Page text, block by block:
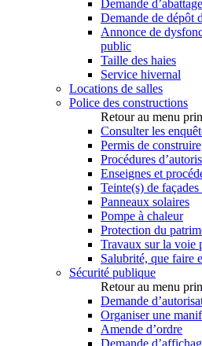
Demande
Demande de dépôt
Annonce de
public
Taille des haies
Service hivernal
Locations de salles
Police des constructions
Retour au menu
Consulter les
Permis de
Procédures
Enseignes et
Teinte(s) de
Panneaux solaires
Pompe à chaleur
Protection du
Travaux sur la voie
Salubrité, que faire
Sécurité publique
Retour au menu
Demande
Organiser une
Amende d’ordre
Demande